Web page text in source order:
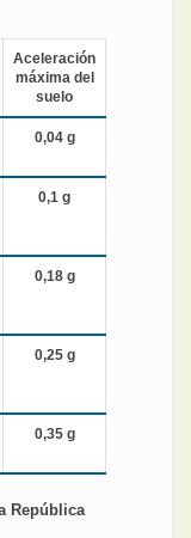
Aceleración
máxima del
suelo
0,04 g
0,1 g
0,18 g
0,25 g
0,35 g
República